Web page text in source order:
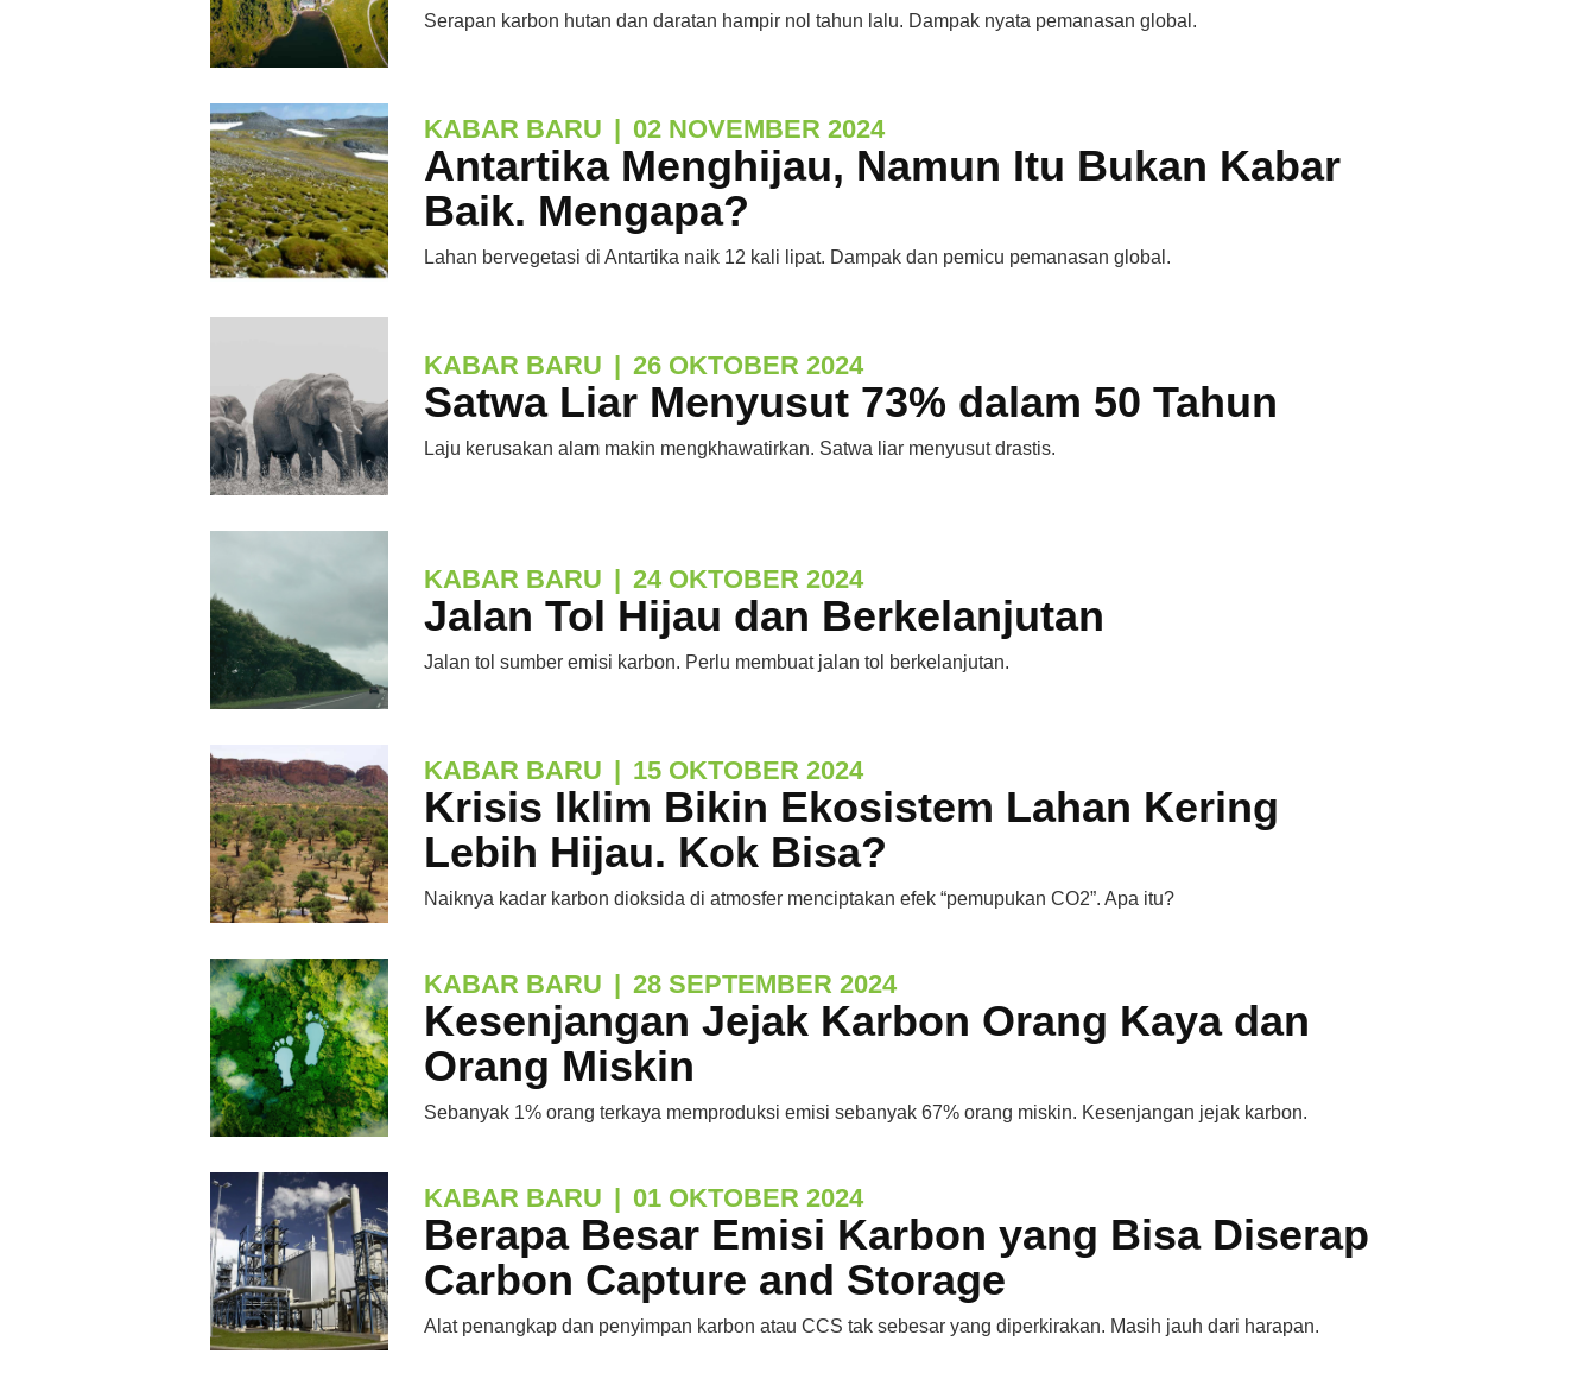
Serapan karbon hutan dan daratan hampir nol tahun lalu. Dampak nyata pemanasan global.
KABAR BARU | 02 NOVEMBER 2024
Antartika Menghijau, Namun Itu Bukan Kabar
Baik. Mengapa?
Lahan bervegetasi di Antartika naik 12 kali lipat. Dampak dan pemicu pemanasan global.
KABAR BARU | 26 OKTOBER 2024
Satwa Liar Menyusut 73% dalam 50 Tahun
Laju kerusakan alam makin mengkhawatirkan. Satwa liar menyusut drastis.
KABAR BARU | 24 OKTOBER 2024
Jalan Tol Hijau dan Berkelanjutan
Jalan tol sumber emisi karbon. Perlu membuat jalan tol berkelanjutan.
KABAR BARU | 15 OKTOBER 2024
Krisis Iklim Bikin Ekosistem Lahan Kering
Lebih Hijau. Kok Bisa?
Naiknya kadar karbon dioksida di atmosfer menciptakan efek “pemupukan CO2”. Apa itu?
KABAR BARU | 28 SEPTEMBER 2024
Kesenjangan Jejak Karbon Orang Kaya dan
Orang Miskin
Sebanyak 1% orang terkaya memproduksi emisi sebanyak 67% orang miskin. Kesenjangan jejak karbon.
KABAR BARU | 01 OKTOBER 2024
Berapa Besar Emisi Karbon yang Bisa Diserap
Carbon Capture and Storage
Alat penangkap dan penyimpan karbon atau CCS tak sebesar yang diperkirakan. Masih jauh dari harapan.